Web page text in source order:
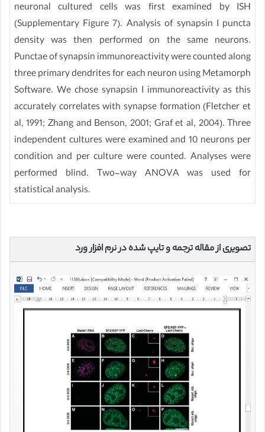
neuronal cultured cells was first examined by ISH
(Supplementary Figure 7). Analysis of synapsin I puncta
density was then performed on the same neurons.
Punctae of synapsin immunoreactivity were counted along
three primary dendrites for each neuron using Metamorph
Software. We chose synapsin I immunoreactivity as this
accurately correlates with synapse formation (Fletcher et
al, 1991; Zhang and Benson, 2001; Graf et al, 2004). Three
independent cultures were examined and 10 neurons per
condition and per culture were counted. Analyses were
performed blind. Two-way ANOVA was used for
statistical analysis.
تصویری از مقاله ترجمه و تایپ شده در نرم افزار ورد